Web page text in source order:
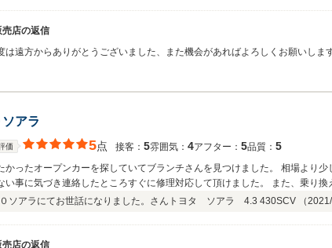
売店の返信
は遠方からありがとうございました、また機会があればよろしくお願いしま
ソアラ
価 5点 接客： 5雰囲気： 4アフター： 5品質： 5
かったオープンカーを探していてブランチさんを見つけました。 相場より
い事に気づき連絡したところすぐに修理対応して頂けました。 また、乗り換
ソアラにてお世話になりました。さん トヨタ ソアラ 4.3 430SCV （
売店の返信